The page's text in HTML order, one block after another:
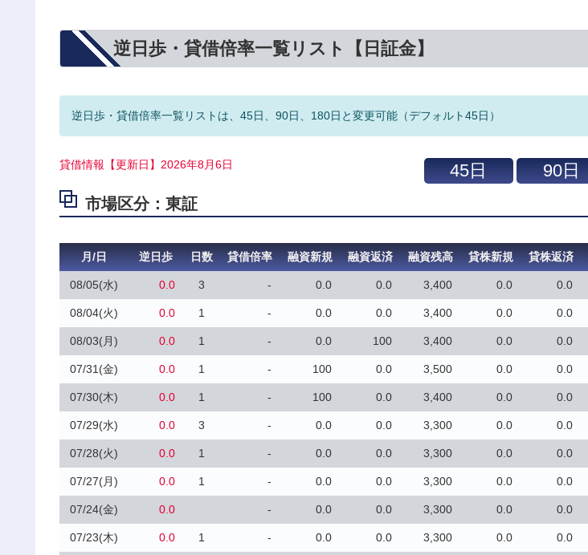
逆日歩・貸借倍率一覧リスト【日証金】
逆日歩・貸借倍率一覧リストは、45日、90日、180日と変更可能（デフォルト45日）
貸借情報【更新日】2026年8月6日
市場区分：東証
月/日 逆日歩 日数 貸借倍率 融資新規 融資返済 融資残高 貸株新規 貸株返済
08/05(水) 0.0 3 - 0.0 0.0 3,400 0.0 0.0
08/04(火) 0.0 1 - 0.0 0.0 3,400 0.0 0.0
08/03(月) 0.0 1 - 0.0 100 3,400 0.0 0.0
07/31(金) 0.0 1 - 100 0.0 3,500 0.0 0.0
07/30(木) 0.0 1 - 100 0.0 3,400 0.0 0.0
07/29(水) 0.0 3 - 0.0 0.0 3,300 0.0 0.0
07/28(火) 0.0 1 - 0.0 0.0 3,300 0.0 0.0
07/27(月) 0.0 1 - 0.0 0.0 3,300 0.0 0.0
07/24(金) 0.0 - 0.0 0.0 3,300 0.0 0.0
07/23(木) 0.0 1 - 0.0 0.0 3,300 0.0 0.0